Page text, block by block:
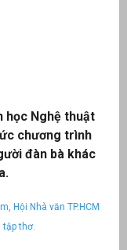
học Nghệ thuật
chương trình
đàn bà khác
Hội Nhà văn TP.HCM
thơ.